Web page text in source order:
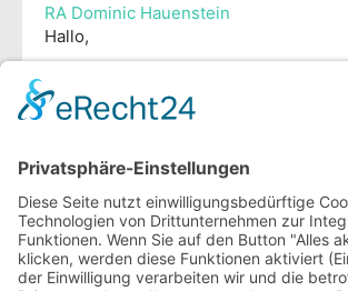
RA Dominic Hauenstein
Hallo,
geht es?) und ich melde mich bei
zurück.
Viele Grüße
Dominic Hauenstein
Fachanwalt für Arbeitsrecht
Name*